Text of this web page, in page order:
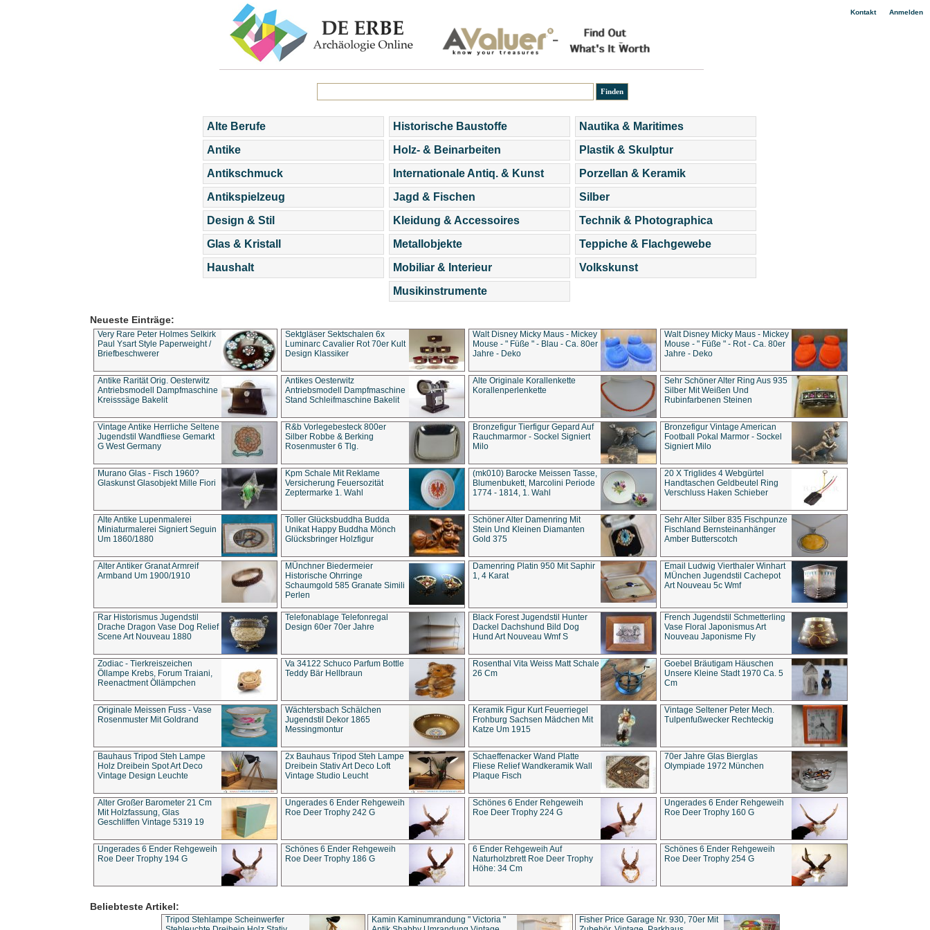
Kontakt| Anmelden
Alte Berufe
Antike
Antikschmuck
Antikspielzeug
Design & Stil
Glas & Kristall
Haushalt
Historische Baustoffe
Holz- & Beinarbeiten
Internationale Antiq. & Kunst
Jagd & Fischen
Kleidung & Accessoires
Metallobjekte
Mobiliar & Interieur
Musikinstrumente
Nautika & Maritimes
Plastik & Skulptur
Porzellan & Keramik
Silber
Technik & Photographica
Teppiche & Flachgewebe
Volkskunst
Neueste Einträge:
Very Rare Peter Holmes Selkirk
Paul Ysart Style Paperweight /
Briefbeschwerer
Sektgläser Sektschalen 6x
Luminarc Cavalier Rot 70er Kult
Design Klassiker
Walt Disney Micky Maus - Mickey
Mouse - " Füße " - Blau - Ca. 80er
Jahre - Deko
Walt Disney Micky Maus - Mickey
Mouse - " Füße " - Rot - Ca. 80er
Jahre - Deko
Antike Rarität Orig. Oesterwitz
Antriebsmodell Dampfmaschine
Kreisssäge Bakelit
Antikes Oesterwitz
Antriebsmodell Dampfmaschine
Stand Schleifmaschine Bakelit
Alte Originale Korallenkette
Korallenperlenkette
Sehr Schöner Alter Ring Aus 935
Silber Mit Weißen Und
Rubinfarbenen Steinen
Vintage Antike Herrliche Seltene
Jugendstil Wandfliese Gemarkt
G West Germany
R&b Vorlegebesteck 800er
Silber Robbe & Berking
Rosenmuster 6 Tlg.
Bronzefigur Tierfigur Gepard Auf
Rauchmarmor - Sockel Signiert
Milo
Bronzefigur Vintage American
Football Pokal Marmor - Sockel
Signiert Milo
Murano Glas - Fisch 1960?
Glaskunst Glasobjekt Mille Fiori
Kpm Schale Mit Reklame
Versicherung Feuersozität
Zeptermarke 1. Wahl
(mk010) Barocke Meissen Tasse,
Blumenbukett, Marcolini Periode
1774 - 1814, 1. Wahl
20 X Triglides 4 Webgürtel
Handtaschen Geldbeutel Ring
Verschluss Haken Schieber
Alte Antike Lupenmalerei
Miniaturmalerei Signiert Seguin
Um 1860/1880
Toller Glücksbuddha Budda
Unikat Happy Buddha Mönch
Glücksbringer Holzfigur
Schöner Alter Damenring Mit
Stein Und Kleinen Diamanten
Gold 375
Sehr Alter Silber 835 Fischpunze
Fischland Bernsteinanhänger
Amber Butterscotch
Alter Antiker Granat Armreif
Armband Um 1900/1910
MÜnchner Biedermeier
Historische Ohrringe
Schaumgold 585 Granate Simili
Perlen
Damenring Platin 950 Mit Saphir
1, 4 Karat
Email Ludwig Vierthaler Winhart
MÜnchen Jugendstil Cachepot
Art Nouveau 5c Wmf
Rar Historismus Jugendstil
Drache Dragon Vase Dog Relief
Scene Art Nouveau 1880
Telefonablage Telefonregal
Design 60er 70er Jahre
Black Forest Jugendstil Hunter
Dackel Dachshund Bild Dog
Hund Art Nouveau Wmf S
French Jugendstil Schmetterling
Vase Floral Japonismus Art
Nouveau Japonisme Fly
Zodiac - Tierkreiszeichen
Öllampe Krebs, Forum Traiani,
Reenactment Öllämpchen
Va 34122 Schuco Parfum Bottle
Teddy Bär Hellbraun
Rosenthal Vita Weiss Matt Schale
26 Cm
Goebel Bräutigam Häuschen
Unsere Kleine Stadt 1970 Ca. 5
Cm
Originale Meissen Fuss - Vase
Rosenmuster Mit Goldrand
Wächtersbach Schälchen
Jugendstil Dekor 1865
Messingmontur
Keramik Figur Kurt Feuerriegel
Frohburg Sachsen Mädchen Mit
Katze Um 1915
Vintage Seltener Peter Mech.
Tulpenfußwecker Rechteckig
Bauhaus Tripod Steh Lampe
Holz Dreibein Spot Art Deco
Vintage Design Leuchte
2x Bauhaus Tripod Steh Lampe
Dreibein Stativ Art Deco Loft
Vintage Studio Leucht
Schaeffenacker Wand Platte
Fliese Relief Wandkeramik Wall
Plaque Fisch
70er Jahre Glas Bierglas
Olympiade 1972 München
Alter Großer Barometer 21 Cm
Mit Holzfassung, Glas
Geschliffen Vintage 5319 19
Ungerades 6 Ender Rehgeweih
Roe Deer Trophy 242 G
Schönes 6 Ender Rehgeweih
Roe Deer Trophy 224 G
Ungerades 6 Ender Rehgeweih
Roe Deer Trophy 160 G
Ungerades 6 Ender Rehgeweih
Roe Deer Trophy 194 G
Schönes 6 Ender Rehgeweih
Roe Deer Trophy 186 G
6 Ender Rehgeweih Auf
Naturholzbrett Roe Deer Trophy
Höhe: 34 Cm
Schönes 6 Ender Rehgeweih
Roe Deer Trophy 254 G
Beliebteste Artikel:
Tripod Stehlampe Scheinwerfer
Kamin Kaminumrandung " Victoria "
Fisher Price Garage Nr. 930, 70er Mit